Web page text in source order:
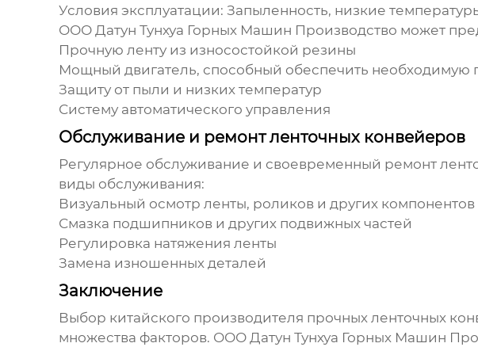
Условия эксплуатации: Запыленность, низкие
ООО Датун Тунхуа Горных Машин Производство может
Прочную ленту из износостойкой резины
Мощный двигатель, способный обеспечить необходимую
Защиту от пыли и низких температур
Систему автоматического управления
Обслуживание и ремонт ленточных конвейеров
Регулярное обслуживание и своевременный ремонт
виды обслуживания:
Визуальный осмотр ленты, роликов и других компонентов
Смазка подшипников и других подвижных частей
Регулировка натяжения ленты
Замена изношенных деталей
Заключение
Выбор китайского производителя прочных ленточных
множества факторов. ООО Датун Тунхуа Горных Машин